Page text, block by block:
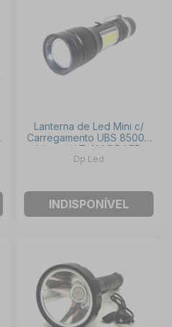
Lanterna de Led Mini c/
Carregamento UBS 85000
Lúmens LT 414 DP LED
Dp Led
INDISPONÍVEL